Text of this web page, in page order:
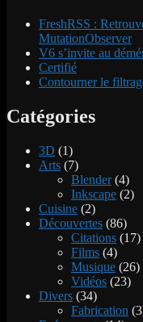
FreshRSS :
MutationObserver
V6 s’invite au
Certifié
Contourner le
Catégories
3D (1)
Arts (7)
Blender(4)
Inkscape (2)
Cuisine (2)
Découvertes (86)
Citations (17)
Films (4)
Musique (26)
Vidéos (23)
Divers (34)
Fabrication